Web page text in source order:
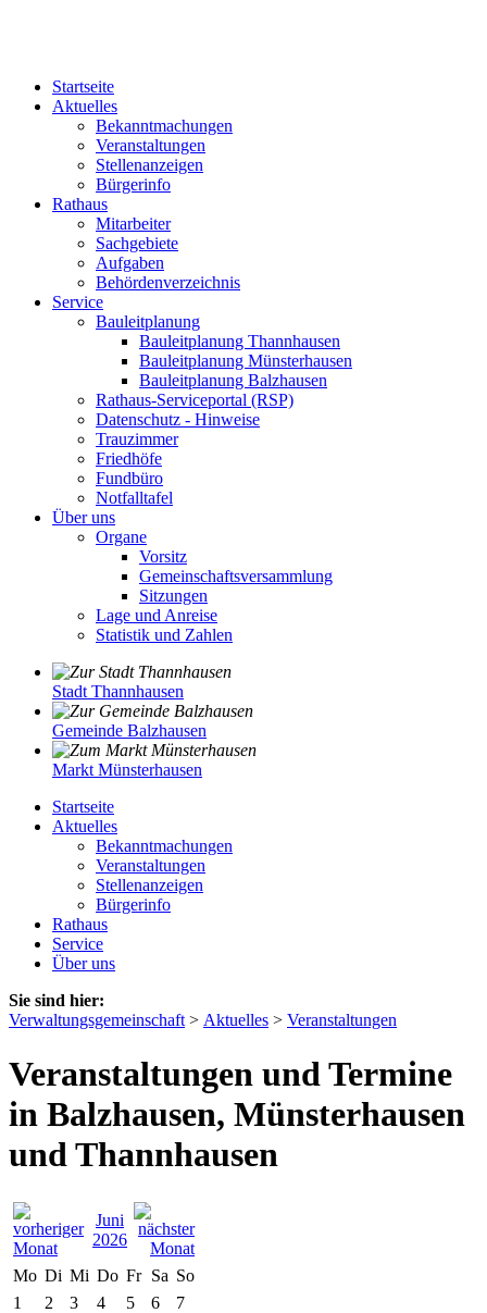
Startseite
Aktuelles
Bekanntmachungen
Veranstaltungen
Stellenanzeigen
Bürgerinfo
Rathaus
Mitarbeiter
Sachgebiete
Aufgaben
Behördenverzeichnis
Service
Bauleitplanung
Bauleitplanung Thannhausen
Bauleitplanung Münsterhausen
Bauleitplanung Balzhausen
Rathaus-Serviceportal (RSP)
Datenschutz - Hinweise
Trauzimmer
Friedhöfe
Fundbüro
Notfalltafel
Über uns
Organe
Vorsitz
Gemeinschaftsversammlung
Sitzungen
Lage und Anreise
Statistik und Zahlen
Stadt Thannhausen
Gemeinde Balzhausen
Markt Münsterhausen
Startseite
Aktuelles
Bekanntmachungen
Veranstaltungen
Stellenanzeigen
Bürgerinfo
Rathaus
Service
Über uns
Sie sind hier:
Verwaltungsgemeinschaft > Aktuelles > Veranstaltungen
Veranstaltungen und Termine
in Balzhausen, Münsterhausen
und Thannhausen
Juni
2026
Mo Di Mi Do Fr Sa So
1
2 3 4 5 6
7